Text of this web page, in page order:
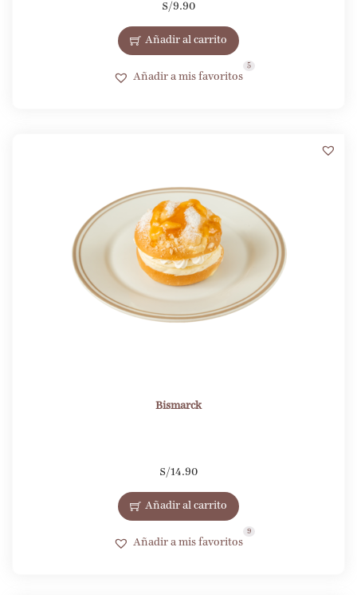
S/9.90
Añadir al carrito
Añadir a mis favoritos
5
Bismarck
S/14.90
Añadir al carrito
Añadir a mis favoritos
9